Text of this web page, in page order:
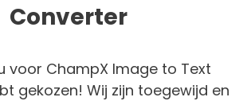
Converter
voor ChampX Image to Text
gekozen! Wij zijn toegewijd en